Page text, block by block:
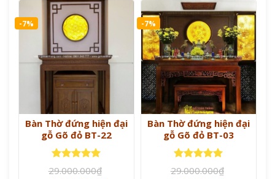
-7%
Bàn Thờ đứng hiện đại
gỗ Gõ đỏ BT-22
Được xếp
29.000.000₫
-7%
Bàn Thờ đứng hiện đại
gỗ Gõ đỏ BT-03
Được xếp
29.000.000₫